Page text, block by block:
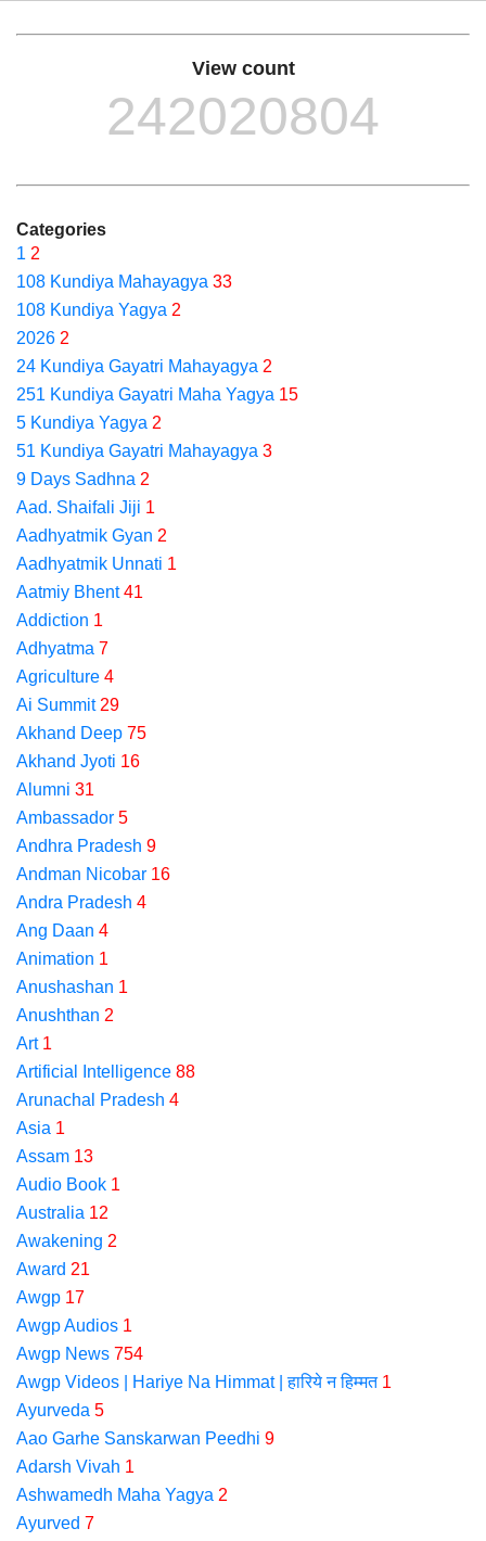
View count
242020804
Categories
1 2
108 Kundiya Mahayagya 33
108 Kundiya Yagya 2
2026 2
24 Kundiya Gayatri Mahayagya 2
251 Kundiya Gayatri Maha Yagya 15
5 Kundiya Yagya 2
51 Kundiya Gayatri Mahayagya 3
9 Days Sadhna 2
Aad. Shaifali Jiji 1
Aadhyatmik Gyan 2
Aadhyatmik Unnati 1
Aatmiy Bhent 41
Addiction 1
Adhyatma 7
Agriculture 4
Ai Summit 29
Akhand Deep 75
Akhand Jyoti 16
Alumni 31
Ambassador 5
Andhra Pradesh 9
Andman Nicobar 16
Andra Pradesh 4
Ang Daan 4
Animation 1
Anushashan 1
Anushthan 2
Art 1
Artificial Intelligence 88
Arunachal Pradesh 4
Asia 1
Assam 13
Audio Book 1
Australia 12
Awakening 2
Award 21
Awgp 17
Awgp Audios 1
Awgp News 754
Awgp Videos | Hariye Na Himmat | हारिये न हिम्मत 1
Ayurveda 5
Aao Garhe Sanskarwan Peedhi 9
Adarsh Vivah 1
Ashwamedh Maha Yagya 2
Ayurved 7